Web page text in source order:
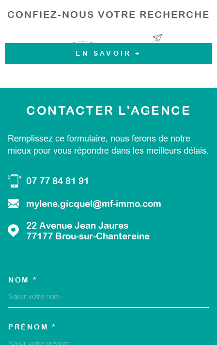
CONFIEZ-NOUS VOTRE RECHERCHE
EN SAVOIR +
CONTACTER L'AGENCE
Remplissez ce formulaire, nous ferons de notre
mieux pour vous répondre dans les meilleurs délais.
07 77 84 81 91
mylene.gicquel@mf-immo.com
22 Avenue Jean Jaures
77177
Brou-sur-Chantereine
NOM *
PRÉNOM *